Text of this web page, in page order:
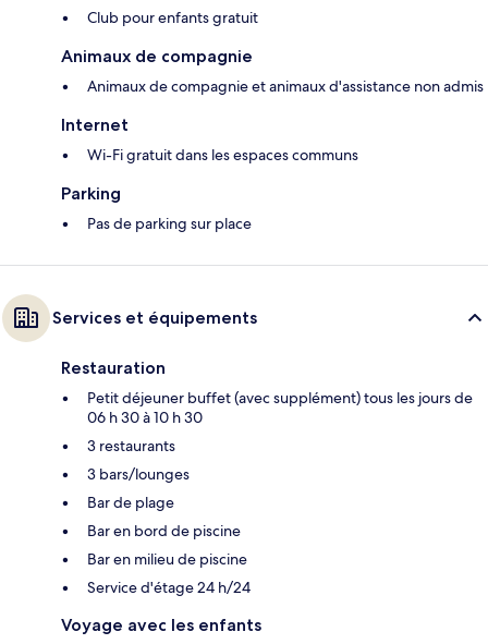
Club pour enfants gratuit
Animaux de compagnie
Animaux de compagnie et animaux d'assistance non admis
Internet
Wi-Fi gratuit dans les espaces communs
Parking
Pas de parking sur place
Services et équipements
Restauration
Petit déjeuner buffet (avec supplément) tous les jours de
06 h 30 à 10 h 30
3 restaurants
3 bars/lounges
Bar de plage
Bar en bord de piscine
Bar en milieu de piscine
Service d'étage 24 h/24
Voyage avec les enfants